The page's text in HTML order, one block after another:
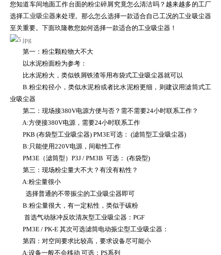
您知道车间地面工作台面的粉尘碎屑究竟怎么清洁吗？越来越多的工厂
选择工业吸尘器来处理。那么怎么选择一款适合自己工况的工业吸尘器
至关重要。下面玖隆教您如何选择一款适合的工业吸尘器！
第一：粉尘颗粒物大不大
以水泥粉面粉为参考：
比水泥粉大，类似铁屑铁渣等用布袋式工业吸尘器就可以
B.粉尘粒径小，类似水泥粉或者比水泥粉更细，则建议用滤筒式工
业吸尘器
第二：现场接380V电源方便与否？需不需要24小时联系工作？
A:方便接380V电源，需要24小时联系工作
PKB (布袋型工业吸尘器) PM3E可选： (滤筒型工业吸尘器)
B:只能使用220V电源，间歇性工作
PM3E（滤筒型）P3J / PM3B 可选： (布袋型)
第三：现场粉尘量大不大？有没有粘性？
A:粉尘量很小
选择普通的不带振尘的工业吸尘器即可
B:粉尘量很大，有一定粘性，类似于碳粉
首选气动脉冲反吹清灰型工业吸尘器：PGF
PM3E / PK-E 其次可选滤筒电动振尘型工业吸尘器：
第四：对空间要求比较高，要求设备尽可能小
A:设备一般不会移动 可选：PS系列